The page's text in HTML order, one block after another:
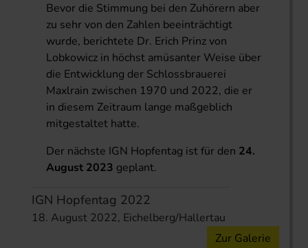
Bevor die Stimmung bei den Zuhörern aber
zu sehr von den Zahlen beeinträchtigt
wurde, berichtete Dr. Erich Prinz von
Lobkowicz in höchst amüsanter Weise über
die Entwicklung der Schlossbrauerei
Maxlrain zwischen 1970 und 2022, die er
in diesem Zeitraum lange maßgeblich
mitgestaltet hatte.
Der nächste IGN Hopfentag ist für den 24.
August 2023 geplant.
IGN Hopfentag 2022
18. August 2022, Eichelberg/Hallertau
Zur Galerie